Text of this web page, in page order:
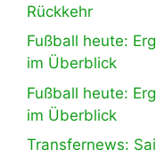
Rückkehr
Fußball heute:
im Überblick
Fußball heute:
im Überblick
Transfernews: